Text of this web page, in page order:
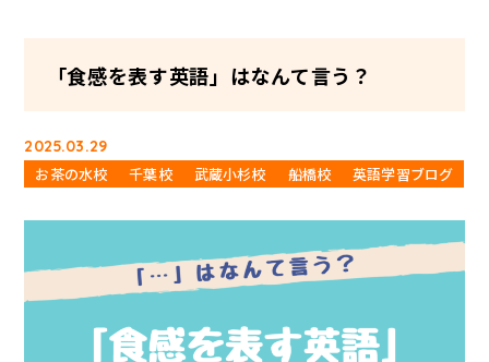
「食感を表す英語」はなんて言う？
2025.03.29
お茶の水校 千葉校 武蔵小杉校 船橋校 英語学習ブログ